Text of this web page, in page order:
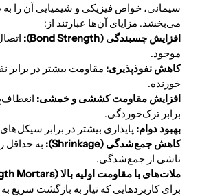
سیمانی، خواص فیزیکی و شیمیایی آن را
می‌بخشد. مزایای آن‌ها عبارتند از:
افزایش چسبندگی (Bond Strength):
موجود.
کاهش نفوذپذیری: مقاومت بیشتر در برابر
خورنده.
افزایش مقاومت کششی و خمشی:
برابر ترک‌خوردگی.
بهبود دوام: پایداری بیشتر در برابر
کاهش جمع‌شدگی (Shrinkage):
به حداقل
ناشی از جمع‌شدگی.
ملات‌های با مقاومت اولیه بالا (High Early Strength Mortars):
برای کاربردهایی که نیاز به بازگشت سریع